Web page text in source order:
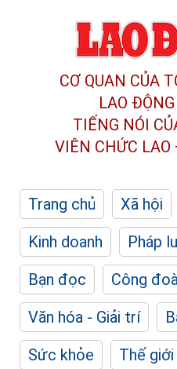
CƠ QUAN CỦA
LAO
TIẾNG NÓI
VIÊN CHỨC LAO
Trang chủ Xã hội
Kinh doanh
Pháp
Bạn đọc
Công
Văn hóa - Giải trí
Sức khỏe
Thế giới